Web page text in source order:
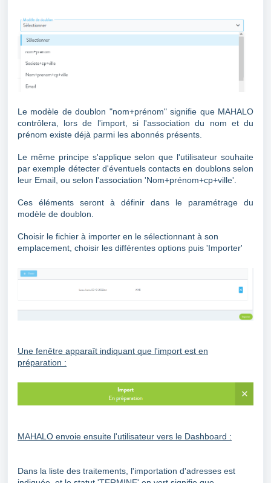
Le modèle de doublon "nom+prénom" signifie que MAHALO
contrôlera, lors de l'import, si l'association du nom et du
prénom existe déjà parmi les abonnés présents.
Le même principe s'applique selon que l'utilisateur souhaite
par exemple détecter d'éventuels contacts en doublons selon
leur Email, ou selon l'association 'Nom+prénom+cp+ville'.
Ces éléments seront à définir dans le paramétrage du
modèle de doublon.
Choisir le fichier à importer en le sélectionnant à son
emplacement, choisir les différentes options puis 'Importer'
Une fenêtre apparaît indiquant que l'import est en
préparation :
MAHALO envoie ensuite l'utilisateur vers le Dashboard :
Dans la liste des traitements, l'importation d'adresses est